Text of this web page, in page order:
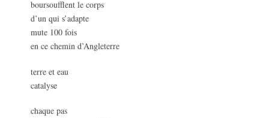
boursoufflent le corps
d’un qui s’adapte
mute 100 fois
en ce chemin d’Angleterre
terre et eau
catalyse
chaque pas